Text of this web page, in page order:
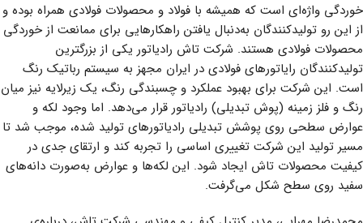
خوردگی واژه‌ای است که همیشه با فولاد و محصولات فولادی همراه بوده و
از این رو تولیدکنندگان به‌دنبال یافتن راهکارهایی برای ممانعت از خوردگی
محصولات فولادی هستند. شرکت تاش رادیاتور یکی از بزرگترین
تولیدکنندگان رایاتورهای فولادی در ایران مجهز به سیستم رباتیک رنگ
است. این شرکت برای بهبود عملکرد و چسبندگی رنگ، یک زیرلایه نیز میان
رنگ و فلز زمینه (پوش تبدیلی) رادیاتور قرار می‌دهد. اما وجود لکه و
عوارض سطحی روی پوشش تبدیلی رادیاتورهای تولید شده، موجب شد تا
مسیر تولید این شرکت تغییری اساسی را تجربه کند و ارتقای جدی در
کیفیت محصولات تاش ایجاد شود. این لکه‌ها و عوارض به‌صورت دانه‌های
سفید روی سطح شکل می‌گرفت.